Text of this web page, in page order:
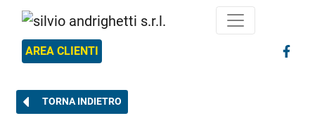
AREA CLIENTI
TORNA INDIETRO